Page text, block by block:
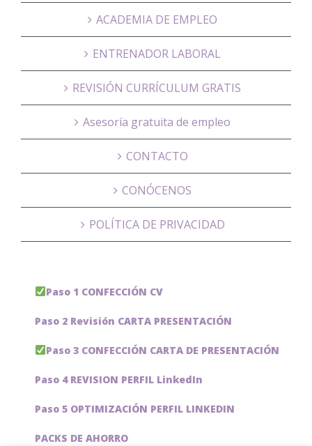
ACADEMIA DE EMPLEO
ENTRENADOR LABORAL
REVISIÓN CURRÍCULUM GRATIS
Asesoría gratuita de empleo
CONTACTO
CONÓCENOS
POLÍTICA DE PRIVACIDAD
Paso 1 CONFECCIÓN CV
Paso 2 Revisión CARTA PRESENTACIÓN
Paso 3 CONFECCIÓN CARTA DE PRESENTACIÓN
Paso 4 REVISION PERFIL LinkedIn
Paso 5 OPTIMIZACIÓN PERFIL LINKEDIN
PACKS DE AHORRO